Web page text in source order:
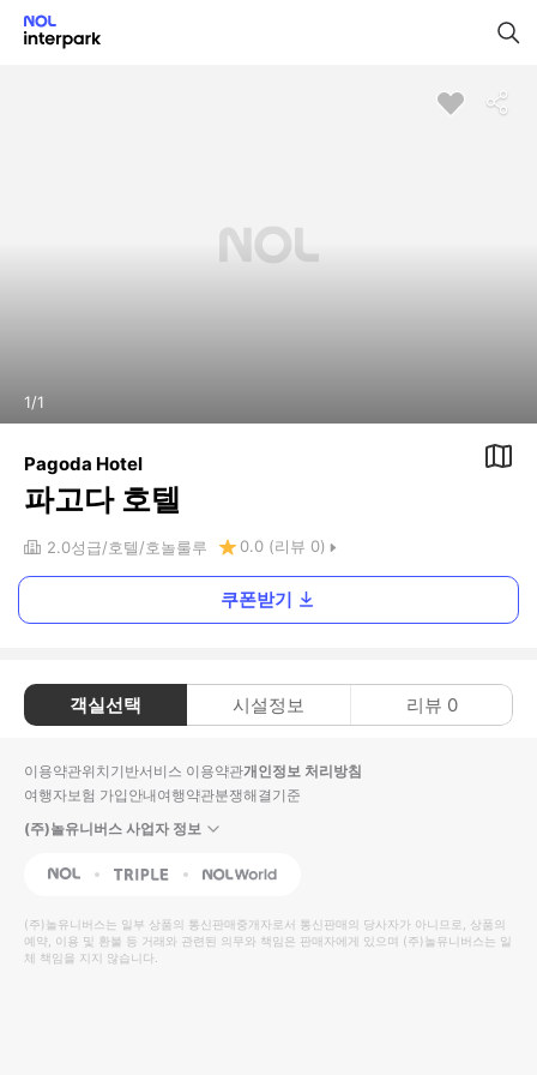
1/1
Pagoda Hotel
파고다 호텔
2.0성급 호텔 호놀룰루 0.0 (리뷰 0)
쿠폰받기
객실선택 시설정보 리뷰 0
이용약관위치기반서비스 이용약관개인정보 처리방침
여행자보험 가입안내여행약관분쟁해결기준
(주)놀유니버스 사업자 정보
NOL Triple Interpark Global
(주)놀유니버스는 일부 상품의 통신판매중개자로서 통신판매의 당사자가 아니므로, 상품의
예약, 이용 및 환불 등 거래와 관련된 의무와 책임은 판매자에게 있으며 (주)놀유니버스는 일
체 책임을 지지 않습니다.